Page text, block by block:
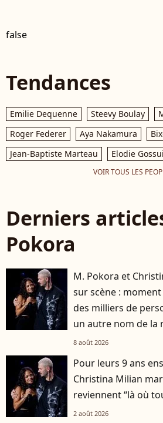
false
Tendances
Emilie Dequenne Steevy Boulay
Roger Federer
Aya Nakamura
Jean-Baptiste Marteau
Elodie
VOIR TOUS LES
Derniers
Pokora
M. Pokora et
sur scène :
des milliers de
un autre nom de la
8 août 2026
Pour leurs 9 ans
Christina Milian
reviennent “là où
2 août 2026